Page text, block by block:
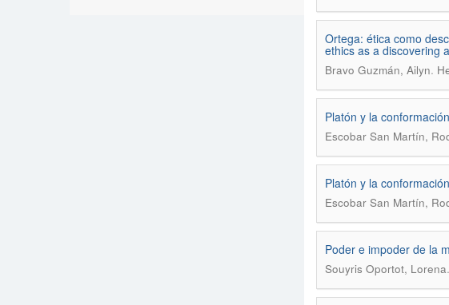
Ortega: ética como
ethics as a discovering
Bravo Guzmán, Ailyn.
Platón y la
Escobar San Martín,
Platón y la
Escobar San Martí­n,
Poder e impoder de la
Souyris Oportot, Lorena.